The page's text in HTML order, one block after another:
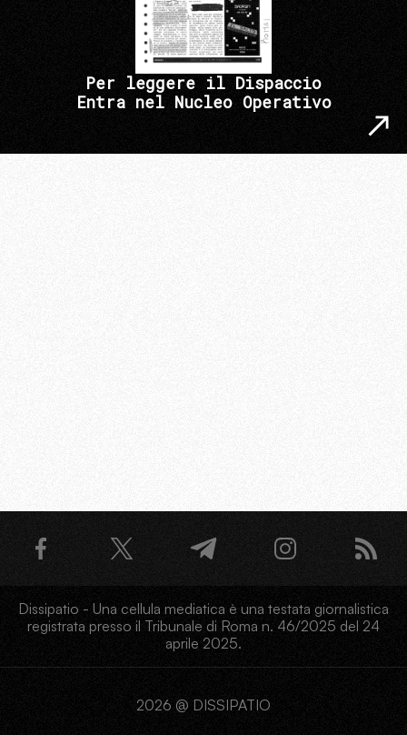
Per leggere il Dispaccio
Entra nel Nucleo Operativo
Dissipatio - Una cellula mediatica è una testata giornalistica
registrata presso il Tribunale di Roma n. 46/2025 del 24
aprile 2025.
2026 @ DISSIPATIO